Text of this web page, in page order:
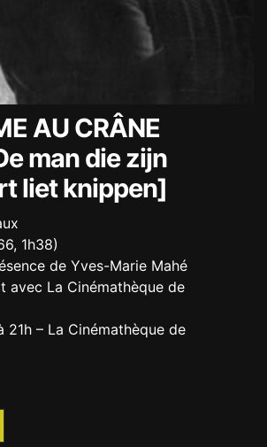
AU CRÂNE
man die zijn
liet knippen]
1h38)
de Yves-Marie Mahé
avec La Cinémathèque de
21h – La Cinémathèque de